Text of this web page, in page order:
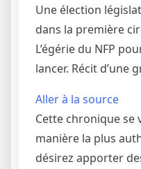
Une élection
dans la première
L’égérie du NFP
lancer. Récit d’une
Aller à la source
Cette chronique se
manière la plus
désirez apporter